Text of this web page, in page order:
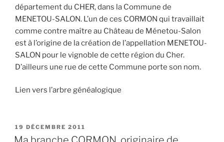
département du CHER, dans la Commune de
MENETOU-SALON. L’un de ces CORMON qui travaillait
comme contre maître au Château de Ménetou-Salon
est à l’origine de la création de l’appellation MENETOU-
SALON pour le vignoble de cette région du Cher.
D’ailleurs une rue de cette Commune porte son nom.
Lien vers l’arbre généalogique
PUBLIÉ
LE
19 DÉCEMBRE 2011